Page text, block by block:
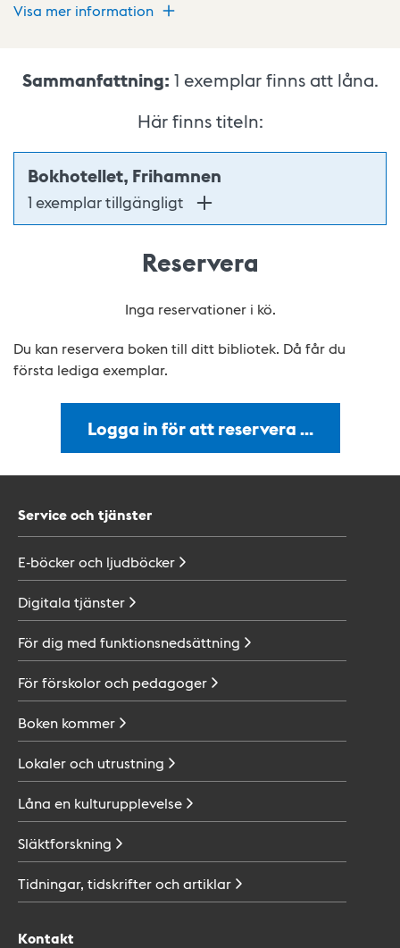
Visa mer information
Sammanfattning: 1 exemplar finns att låna.
Här finns titeln:
Bokhotellet, Frihamnen
1 exemplar tillgängligt
Reservera
Inga reservationer i kö.
Du kan reservera boken till ditt bibliotek. Då får du
första lediga exemplar.
Logga in för att reservera …
Service och tjänster
E-böcker och ljudböcker
Digitala tjänster
För dig med funktionsnedsättning
För förskolor och pedagoger
Boken kommer
Lokaler och utrustning
Låna en kulturupplevelse
Släktforskning
Tidningar, tidskrifter ochartiklar
Kontakt